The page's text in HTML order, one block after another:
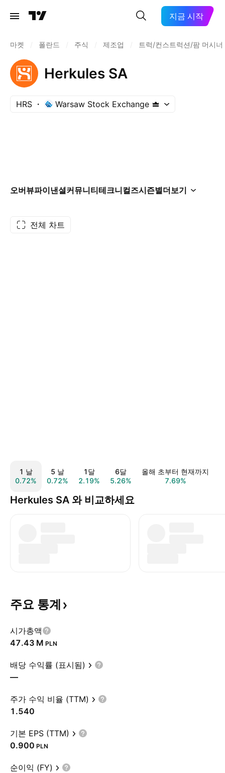
지금 시작
마켓 폴란드 주식 제조업 트럭/컨스트럭션/팜 머시너
Herkules SA
HRS Warsaw Stock Exchange
오버뷰파이낸셜커뮤니티테크니컬즈시즌별더보기
전체 차트
1 날
0.72%
5 날
0.72%
1달
2.19%
6달
5.26%
올해 초부터 현재까지
7.69%
Herkules SA 와 비교하세요
주요 통계
시가총액
‪47.43 M‬ PLN
배당 수익률 (표시됨)
—
주가 수익 비율 (TTM)
1.540
기본 EPS (TTM)
0.900 PLN
순이익 (FY)